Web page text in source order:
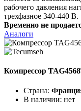
рабочего давления
трехфазное 340-440 В.
Временно не
Аналоги
Компрессор
Страна:
В наличии: нет